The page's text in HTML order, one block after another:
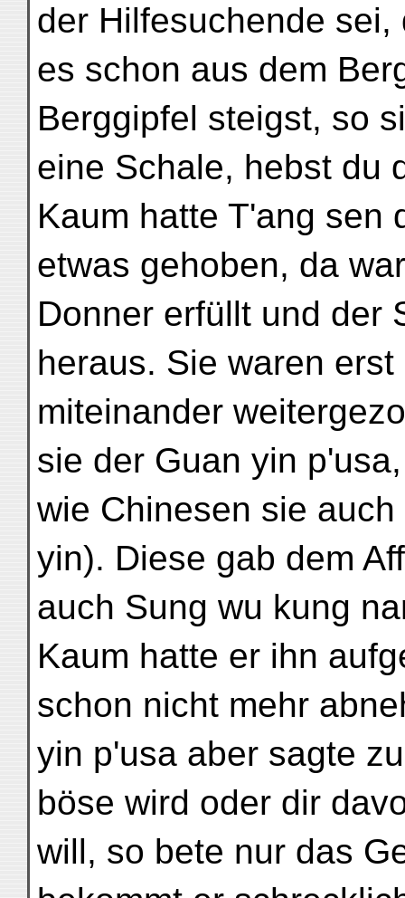
der Hilfesuchende sei,
es schon aus dem
Berggipfel steigst, so
eine Schale, hebst du
Kaum hatte T'ang sen
etwas gehoben, da
Donner erfüllt und der
heraus. Sie waren
miteinander
sie der Guan yin
wie Chinesen sie
yin). Diese gab dem
auch Sung wu kung
Kaum hatte er ihn
schon nicht mehr
yin p'usa aber sagte
böse wird oder dir
will, so bete nur das